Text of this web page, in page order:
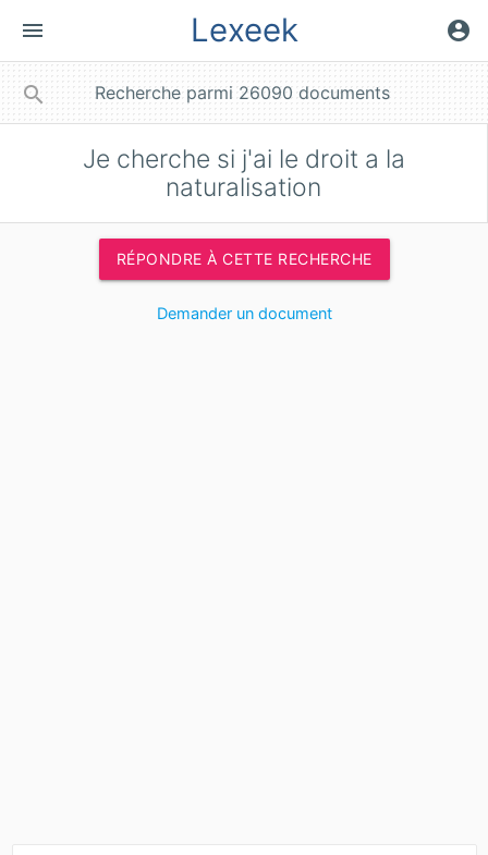
menu Lexeek account_circle
search
Je cherche si j'ai le droit a la
naturalisation
RÉPONDRE À CETTE RECHERCHE
Demander un document